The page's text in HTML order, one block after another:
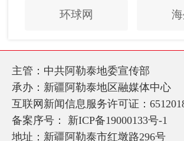
环球网
主管：中共阿勒泰地委宣传部
承办：新疆阿勒泰地区融媒体中心
互联网新闻信息服务许可证：
备案序号： 新ICP备19000133号-1
地址：新疆阿勒泰市红墩路296号